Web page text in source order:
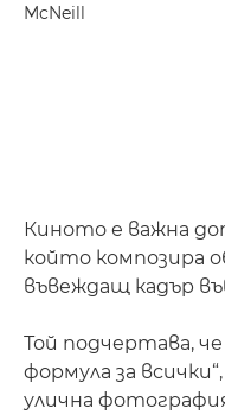
McNeill
Киното е важна
който композира
въвеждащ кадър
Той подчертава,
формула за
улична